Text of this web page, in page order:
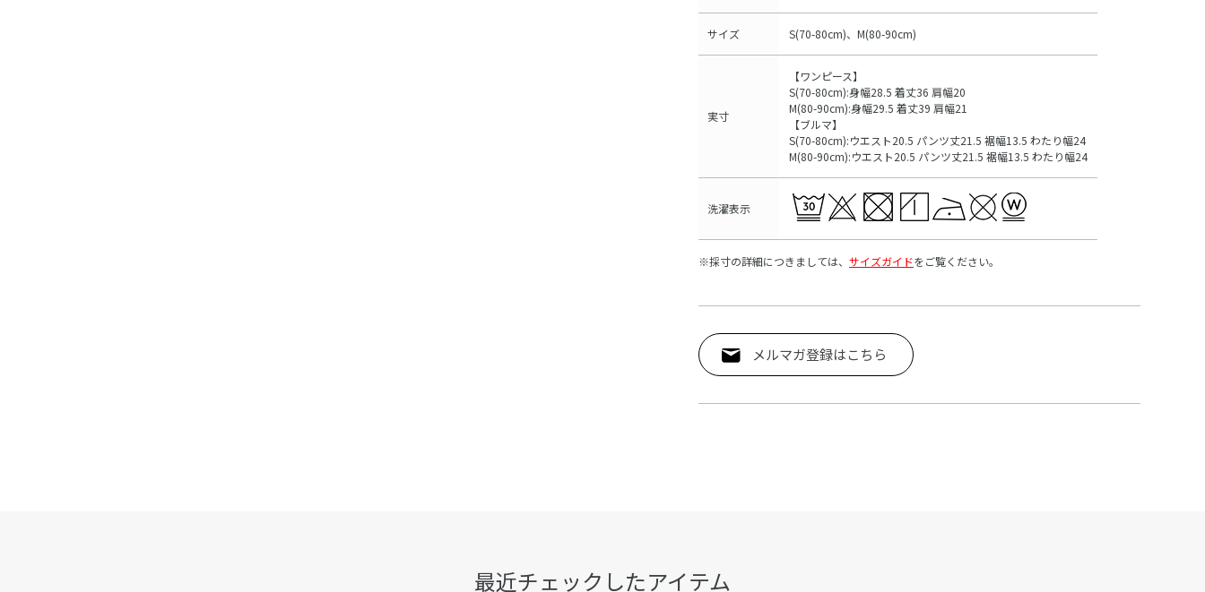
サイズ S(70-80cm)、M(80-90cm)
実寸
【ワンピース】
S(70-80cm):身幅28.5 着丈36 肩幅20
M(80-90cm):身幅29.5 着丈39 肩幅21
【ブルマ】
S(70-80cm):ウエスト20.5 パンツ丈21.5 裾幅13.5 わたり幅24
M(80-90cm):ウエスト20.5 パンツ丈21.5 裾幅13.5 わたり幅24
洗濯表示
※採寸の詳細につきましては、 サイズガイドをご覧ください。
メルマガ登録はこちら
最近チェックしたアイテム